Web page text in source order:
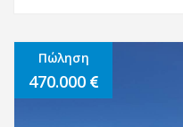
Πώληση
470.000